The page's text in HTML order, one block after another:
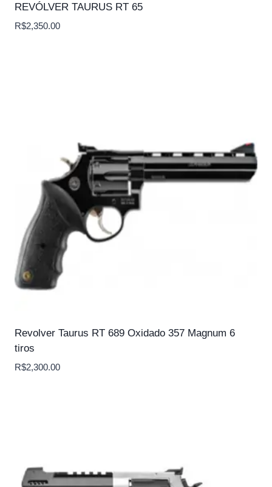
REVÓLVER TAURUS RT 65
R$2,350.00
Revolver Taurus RT 689 Oxidado 357 Magnum 6
tiros
R$2,300.00